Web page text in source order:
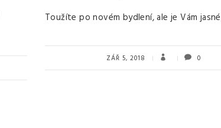
Toužíte po novém bydlení, ale je Vám
ZÁŘ 5, 2018 0